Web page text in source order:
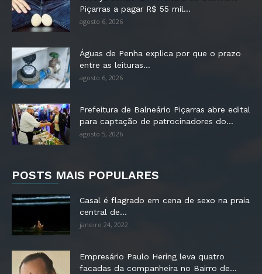
Piçarras a pagar R$ 55 mil...
agosto 6, 2026
Águas de Penha explica por que o prazo
entre as leituras...
agosto 6, 2026
Prefeitura de Balneário Piçarras abre edital
para captação de patrocinadores do...
agosto 5, 2026
POSTS MAIS POPULARES
Casal é flagrado em cena de sexo na praia
central de...
janeiro 24, 2022
Empresário Paulo Hering leva quatro
facadas da companheira no Bairro de...